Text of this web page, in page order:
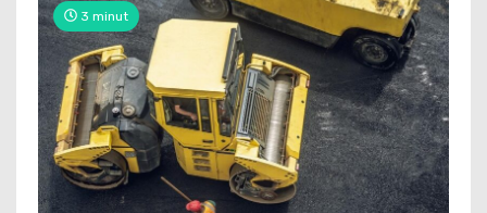
3 minut